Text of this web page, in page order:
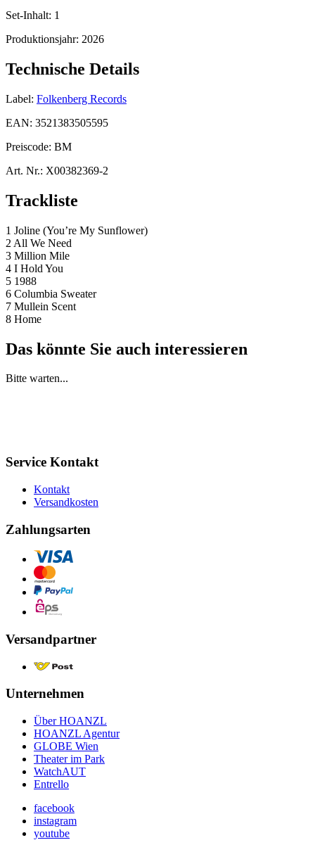
Set-Inhalt: 1
Produktionsjahr: 2026
Technische Details
Label: Folkenberg Records
EAN: 3521383505595
Preiscode: BM
Art. Nr.: X00382369-2
Trackliste
1 Joline (You’re My Sunflower)
2 All We Need
3 Million Mile
4 I Hold You
5 1988
6 Columbia Sweater
7 Mullein Scent
8 Home
Das könnte Sie auch interessieren
Bitte warten...
Service Kontakt
Kontakt
Versandkosten
Zahlungsarten
Versandpartner
Unternehmen
Über HOANZL
HOANZL Agentur
GLOBE Wien
Theater im Park
WatchAUT
Entrello
facebook
instagram
youtube